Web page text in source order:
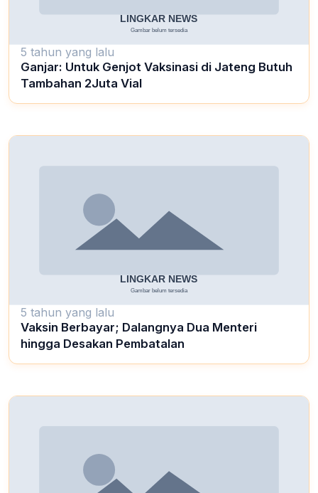
5 tahun yang lalu
Ganjar: Untuk Genjot Vaksinasi di Jateng Butuh
Tambahan 2Juta Vial
5 tahun yang lalu
Vaksin Berbayar; Dalangnya Dua Menteri
hingga Desakan Pembatalan